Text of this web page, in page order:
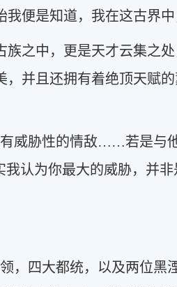
便是知道，我在这古界
之中，更是天才云集之
并且还拥有着绝顶天赋
威胁性的情敌……若是与
认为你最大的威胁，并
，四大都统，以及两位黑